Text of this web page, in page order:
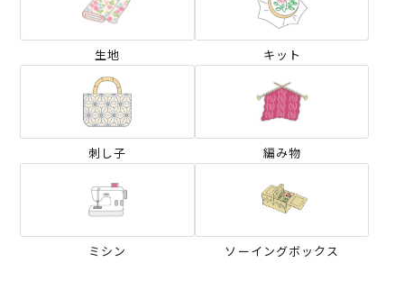
生地 キット
刺し子 編み物
ミシン ソーイングボックス